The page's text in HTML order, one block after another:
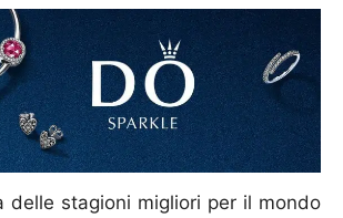
delle stagioni migliori per il mondo